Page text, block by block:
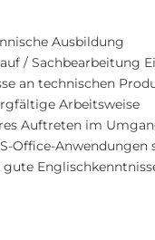
Ausbildung
/ Sachbearbeitung
an technischen
Arbeitsweise
Auftreten im
Office-